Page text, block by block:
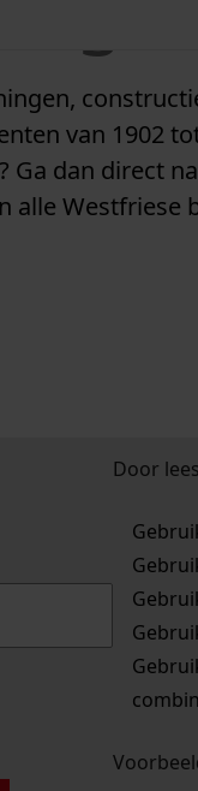
van 1902
Ga dan direct
alle Westfriese
Door